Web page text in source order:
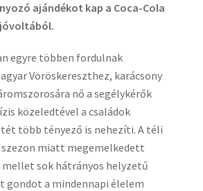
ajándékot kap a Coca-Cola
egyre többen fordulnak
Vöröskereszthez, karácsony
nő a segélykérők
közeledtével a családok
több tényező is nehezíti. A téli
miatt megemelkedett
sok hátrányos helyzetű
gondot a mindennapi élelem